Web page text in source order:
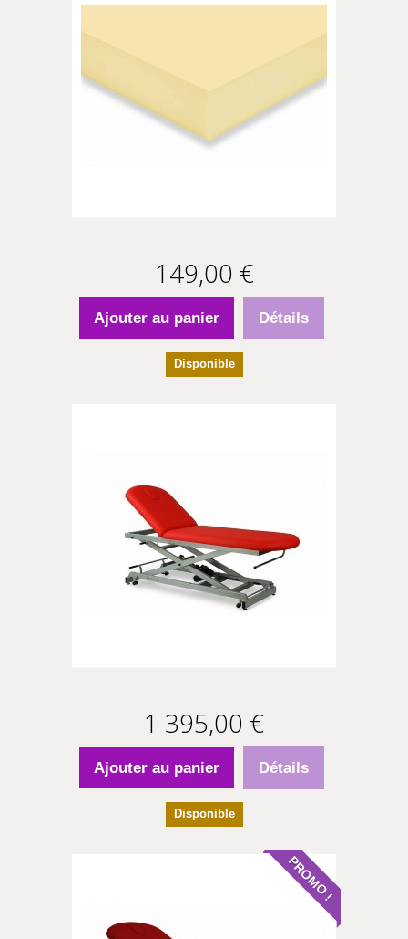
149,00 €
Ajouter au panier Détails
Disponible
1 395,00 €
Ajouter au panier Détails
Disponible
PROMO !